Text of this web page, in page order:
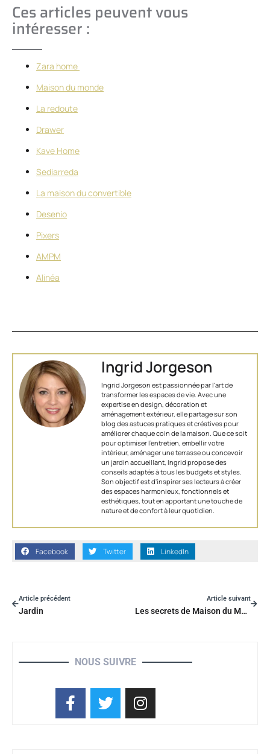
Ces articles peuvent vous
intéresser :
Zara home
Maison du monde
La redoute
Drawer
Kave Home
Sediarreda
La maison du convertible
Desenio
Pixers
AMPM
Alinéa
Ingrid Jorgeson
Ingrid Jorgeson est passionnée par l'art de
transformer les espaces de vie. Avec une
expertise en design, décoration et
aménagement extérieur, elle partage sur son
blog des astuces pratiques et créatives pour
améliorer chaque coin de la maison. Que ce soit
pour optimiser l’entretien, embellir votre
intérieur, aménager une terrasse ou concevoir
un jardin accueillant, Ingrid propose des
conseils adaptés à tous les budgets et styles.
Son objectif est d'inspirer ses lecteurs à créer
des espaces harmonieux, fonctionnels et
esthétiques, tout en apportant une touche de
nature et de confort à leur quotidien.
Facebook Twitter LinkedIn
Article précédent
Jardin
Article suivant
Les secrets de Maison du Monde : découvrez cette enseigne de décoration et aménagement intérieur
NOUS SUIVRE